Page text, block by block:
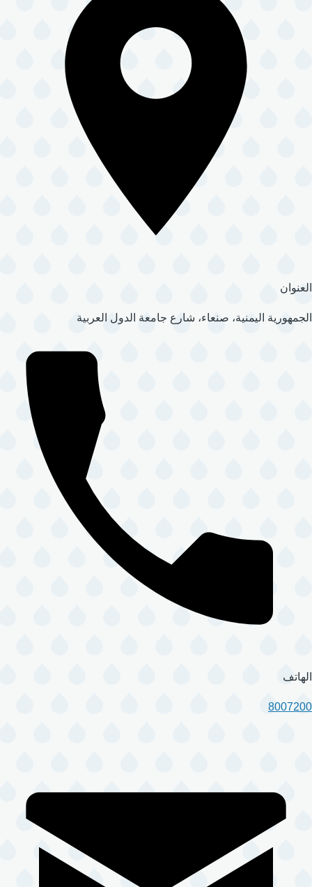
العنوان
الجمهورية اليمنية، صنعاء، شارع جامعة الدول العربية
الهاتف
8007200